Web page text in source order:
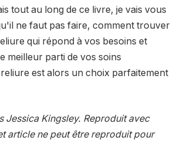
tout au long de ce livre, je vais vous
ne faut pas faire, comment trouver
qui répond à vos besoins et
meilleur parti de vos soins
est alors un choix parfaitement
Jessica Kingsley. Reproduit avec
article ne peut être reproduit pour